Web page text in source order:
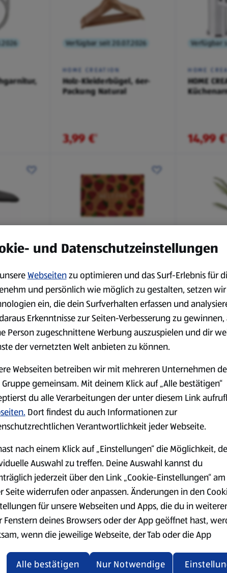
Verfügbar seit 20.07.2026
HOME CREATION
Holz-Kleiderbügel, 6er-
Packung Natural
3,99 €¹
Verfügbar
HOME
HOME
14,99 €
Kokos-Fußmatte,
Erbeeren
Spare 25 %
2,99 € 3,99 €
HOME
12,99 €
SK06,
Verfügbar seit 13.07.2026
HOME CREATION
Sitzkissen 2er Set,
Blumen, Quadratisch
7,99 €
Verfügbar
HOME
3,99 €
und Datenschutzeinstellungen
Webseitenzu optimieren und das Surf-Erlebnis für
und persönlich wie möglich zu gestalten, setzen wir
ein, die dein Surfverhalten erfassen und
Erkenntnisse zur Seiten-Verbesserung zu gewinnen,
Person zugeschnittene Werbung auszuspielen und dir
der vernetzten Welt anbieten zu können.
Webseiten betreiben wir mit mehreren Unternehmen
Gruppe gemeinsam. Mit deinem Klick auf „Alle bestätigen“
du alle Verarbeitungen der unter diesem Link
Dort findest du auch Informationen zur
Verantwortlichkeit jeder Webseite.
nach einem Klick auf „Einstellungen“ die Möglichkeit,
Auswahl zu treffen. Deine Auswahl kannst du
jederzeit über den Link „Cookie-Einstellungen“
Seite widerrufen oder anpassen. Änderungen in den
für unsere Webseiten und Apps, die du in
Fenstern deines Browsers oder der App geöffnet hast,
wenn die jeweilige Webseite, der Tab oder die App
oder geschlossen und anschließend wieder geöffnet
Nur Notwendige
Alle bestätigen